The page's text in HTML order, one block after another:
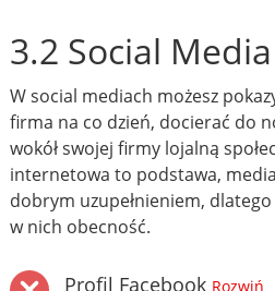
3.2 Social Media
W social mediach możesz
firma na co dzień, docierać do
wokół swojej firmy lojalną
internetowa to podstawa,
dobrym uzupełnieniem,
w nich obecność.
Profil Facebook